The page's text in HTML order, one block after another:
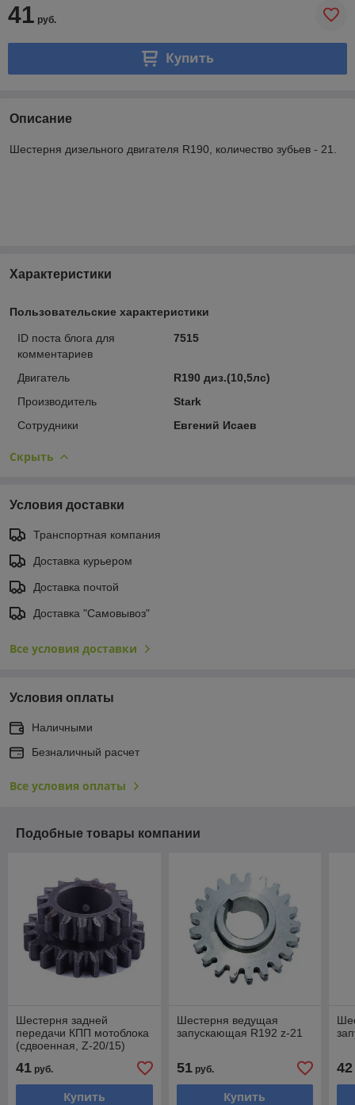
41 руб.
Купить
Описание
Шестерня дизельного двигателя R190, количество зубьев - 21.
Характеристики
Пользовательские характеристики
ID поста блога для
комментариев
7515
Двигатель
R190 диз.(10,5лс)
Производитель
Stark
Сотрудники
Евгений Исаев
Скрыть
Условия доставки
Транспортная компания
Доставка курьером
Доставка почтой
Доставка "Самовывоз"
Все условия доставки
Условия оплаты
Наличными
Безналичный расчет
Все условия оплаты
Подобные товары компании
Шестерня задней
передачи КПП мотоблока
(сдвоенная, Z-20/15)
41 руб.
Купить
Шестерня ведущая
запускающая R192 z-21
51руб.
Купить
42